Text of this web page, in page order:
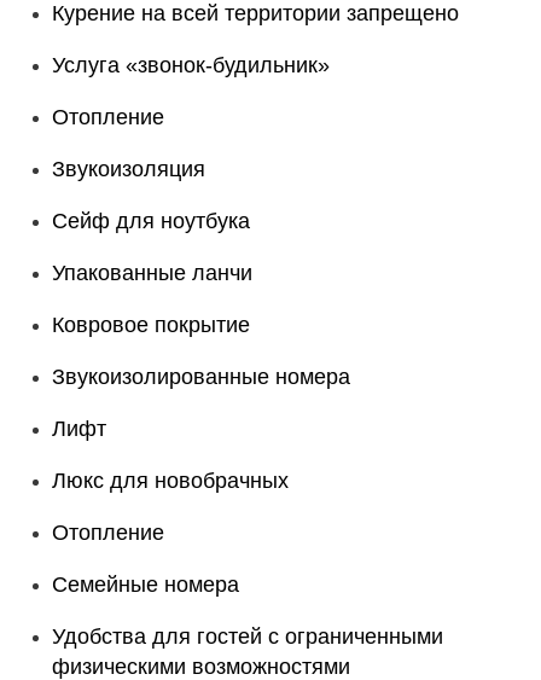
Курение на всей территории запрещено
Услуга «звонок-будильник»
Отопление
Звукоизоляция
Сейф для ноутбука
Упакованные ланчи
Ковровое покрытие
Звукоизолированные номера
Лифт
Люкс для новобрачных
Отопление
Семейные номера
Удобства для гостей с ограниченными
физическими возможностями